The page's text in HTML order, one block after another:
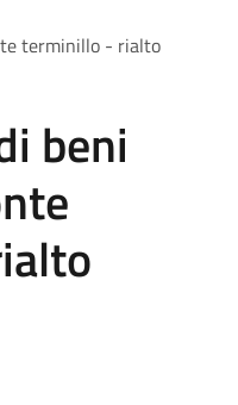
terminillo - rialto
beni